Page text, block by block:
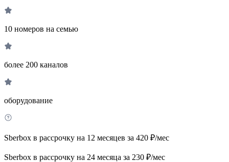
10 номеров на семью
более 200 каналов
оборудование
Sberbox в рассрочку на 12 месяцев за 420 ₽/мес
Sberbox в рассрочку на 24 месяца за 230 ₽/мес